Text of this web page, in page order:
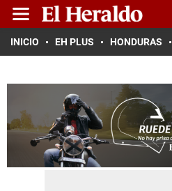
INICIO EH PLUS HONDURAS